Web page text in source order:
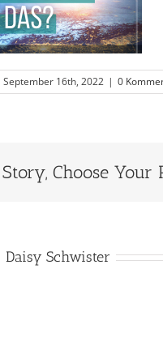
September 16th, 2022 | 0
Choose Your
Daisy Schwister